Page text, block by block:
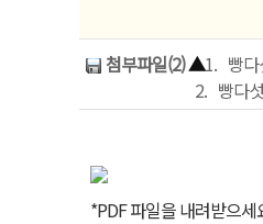
첨부파일(2)▲1. 빵
2. 빵다
*PDF 파일을 내려받으세